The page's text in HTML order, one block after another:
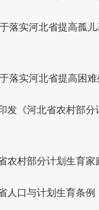
落实河北省提高孤
落实河北省提高困
发《河北省农村部
农村部分计划生育
人口与计划生育条例